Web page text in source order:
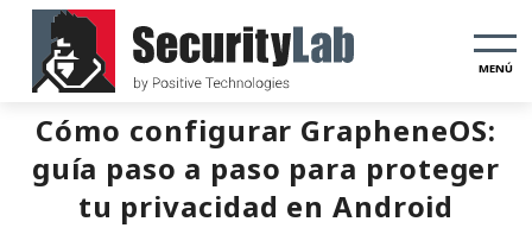
MENÚ
Cómo configurar GrapheneOS:
guía paso a paso para proteger
tu privacidad en Android